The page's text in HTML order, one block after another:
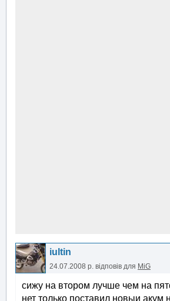
iultin
24.07.2008 р. відповів для MiG
сижу на втором лучше чем на
нет только поставил новыи